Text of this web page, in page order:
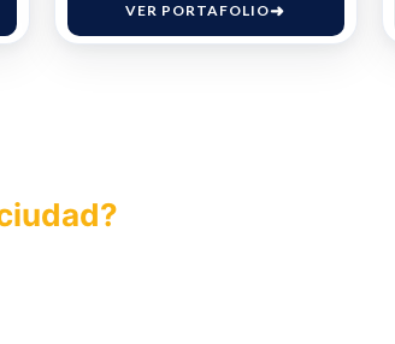
VER PORTAFOLIO